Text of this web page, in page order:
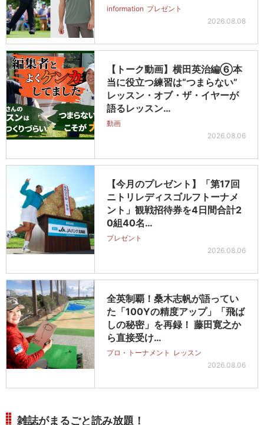
information プレゼント
2026.08.08
【トーク動画】横田英治編⑥本
当に役立つ練習は“つまらない”
レッスン・オブ・ザ・イヤーが
語るレッスン…
動画
2026.08.06
【今月のプレゼント】「第17回
ニトリレディスゴルフトーナメ
ント」観戦招待券を4日間合計2
0組40名…
プレゼント
2026.08.06
全英制覇！桑木志帆が語ってい
た「100Yの精度アップ」「飛ば
しの秘密」を再録！ 藤田寛之か
ら直接受け…
プロ・トーナメント レッスン
2026.08.06
雑誌がまるごと読み放題！